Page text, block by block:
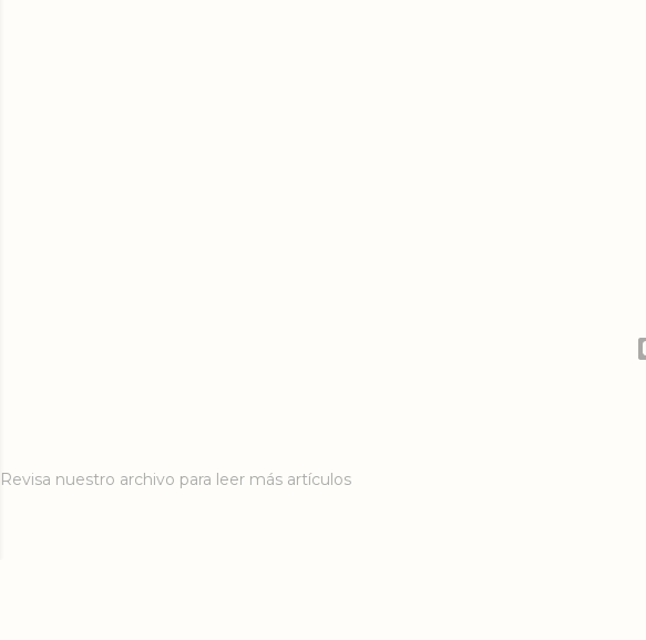
Revisa nuestro archivo para leer más artículos